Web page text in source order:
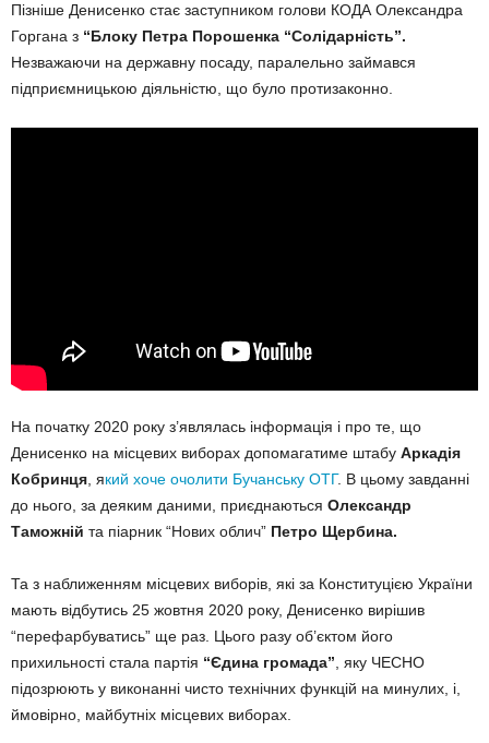
Пізніше Денисенко стає заступником голови КОДА Олександра
Горгана з “Блоку Петра Порошенка “Солідарність”.
Незважаючи на державну посаду, паралельно займався
підприємницькою діяльністю, що було протизаконно.
На початку 2020 року з’являлась інформація і про те, що
Денисенко на місцевих виборах допомагатиме штабу Аркадія
Кобринця , який хоче очолити Бучанську ОТГ. В цьому завданні
до нього, за деяким даними, приєднаються Олександр
Таможній та піарник “Нових облич” Петро Щербина.
Та з наближенням місцевих виборів, які за Конституцією України
мають відбутись 25 жовтня 2020 року, Денисенко вирішив
“перефарбуватись” ще раз. Цього разу об’єктом його
прихильності стала партія “Єдина громада” , яку ЧЕСНО
підозрюють у виконанні чисто технічних функцій на минулих, і,
ймовірно, майбутніх місцевих виборах.